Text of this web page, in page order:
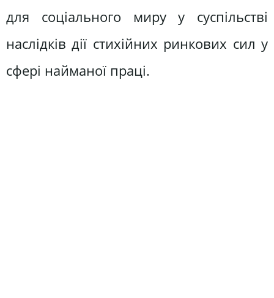
для соціального миру у суспільстві
наслідків дії стихійних ринкових сил у
сфері найманої праці.